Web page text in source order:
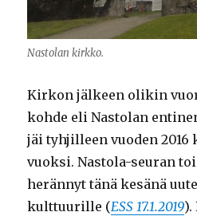
Nastolan kirkko.
Kirkon jälkeen olikin
kohde eli Nastolan
jäi tyhjilleen vuoden
vuoksi. Nastola-seuran
herännyt tänä kesänä
kulttuurille (ESS 17.1.2019).